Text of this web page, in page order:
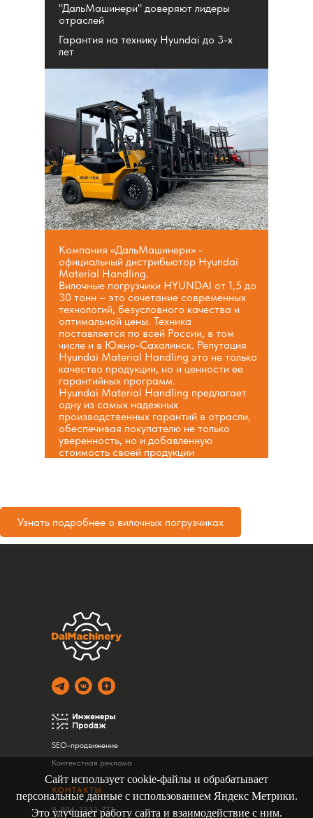
"ДальМашинери" доверяют лидеры
отраслей
Гарантия на технику Hyundai до 3-х
лет
Компания «ДальМашинери» -
официальный дистрибьютор Hyundai
Material Handling.
Вилочные погрузчики HYUNDAI от 1,5 до
30 тонн – это сочетание современных
технологий, безусловного качества и
оптимальной цены. Техника
поставляется по всей России, в том
числе и в Южно-Сахалинск. Репутация
Hyundai Material Handling это не только
качество продукции, но и ценности ее
гарантийных программ.
Hyundai Material Handling предлагает
одну из самых надежных
производственных гарантий в отрасли,
обеспечивая покупателю не только
уверенность, но и добавленную
стоимость своей продукции
Узнать подробнее о вилочных погрузчиках
Сайт использует cookie-файлы и обрабатывает
персональные данные с использованием Яндекс Метрики.
Это улучшает работу сайта и взаимодействие с ним.
SEO-продвижение
Контекстная реклама
8-804-3333-777
КОНТАКТЫ